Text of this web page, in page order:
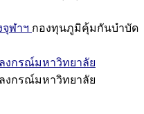
ฬาฯ กองทุนภูมิคุ้มกันบำบัด
งกรณ์มหาวิทยาลัย
งกรณ์มหาวิทยาลัย